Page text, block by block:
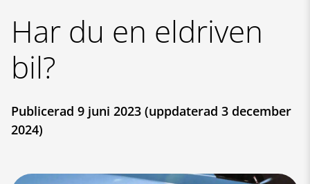
Har du en eldriven
bil?
Publicerad 9 juni 2023 (uppdaterad 3 december
2024)